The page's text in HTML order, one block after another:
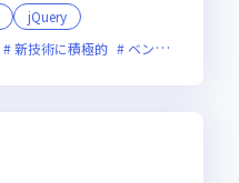
jQuery
新技術に積極的 ベンチャー企業